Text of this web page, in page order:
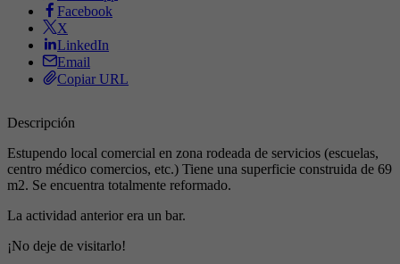
Facebook
X
LinkedIn
Email
Copiar URL
Descripción
Estupendo local comercial en zona rodeada de servicios (escuelas,
centro médico comercios, etc.) Tiene una superficie construida de 69
m2. Se encuentra totalmente reformado.
La actividad anterior era un bar.
¡No deje de visitarlo!